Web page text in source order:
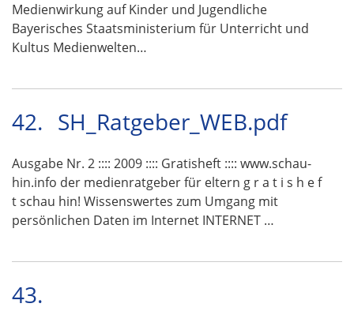
Medienwirkung auf Kinder und Jugendliche
Bayerisches Staatsministerium für Unterricht und
Kultus Medienwelten…
42. SH_Ratgeber_WEB.pdf
Ausgabe Nr. 2 :::: 2009 :::: Gratisheft :::: www.schau-
hin.info der medienratgeber für eltern g r a t i s h e f
t schau hin! Wissenswertes zum Umgang mit
persönlichen Daten im Internet INTERNET …
43.